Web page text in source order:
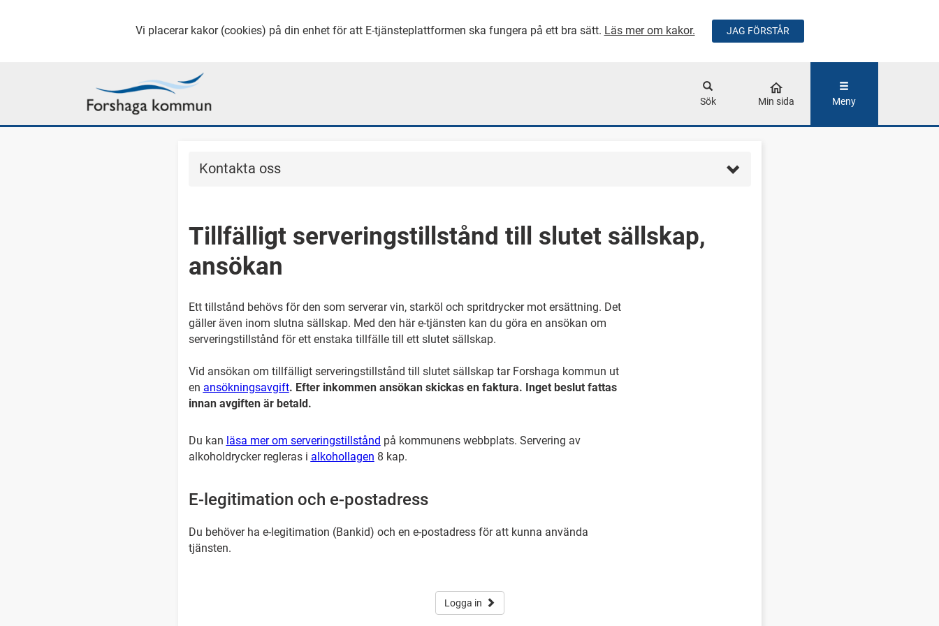
Vi placerar kakor (cookies) på din enhet för att E-tjänsteplattformen ska fungera på ett bra sätt. Läs mer om kakor. JAG FÖRSTÅR
Sök Min sida Meny
Kontakta oss
Tillfälligt serveringstillstånd till slutet sällskap,
ansökan
Ett tillstånd behövs för den som serverar vin, starköl och spritdrycker mot ersättning. Det
gäller även inom slutna sällskap. Med den här e-tjänsten kan du göra en ansökan om
serveringstillstånd för ett enstaka tillfälle till ett slutet sällskap.
Vid ansökan om tillfälligt serveringstillstånd till slutet sällskap tar Forshaga kommun ut
en ansökningsavgift. Efter inkommen ansökan skickas en faktura. Inget beslut fattas
innan avgiften är betald.
Du kan läsa mer om serveringstillstånd på kommunens webbplats. Servering av
alkoholdrycker regleras i alkohollagen 8 kap.
E-legitimation och e-postadress
Du behöver ha e-legitimation (Bankid) och en e-postadress för att kunna använda
tjänsten.
Logga in